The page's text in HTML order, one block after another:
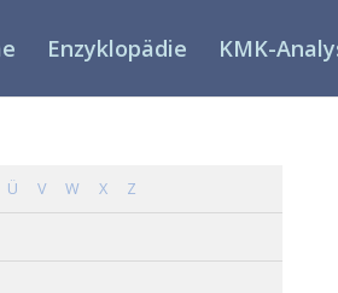
Enzyklopädie KMK-
Band 1
Ü V W X Z